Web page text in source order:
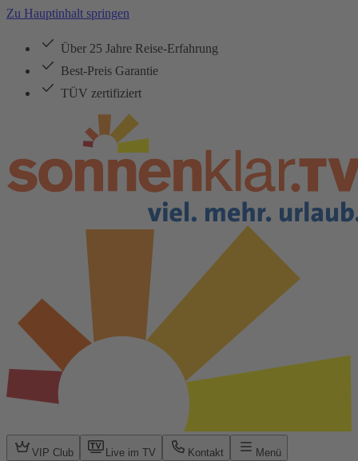
Zu Hauptinhalt springen
Über 25 Jahre Reise-Erfahrung
Best-Preis Garantie
TÜV zertifiziert
VIP Club Live im TV Kontakt Menü